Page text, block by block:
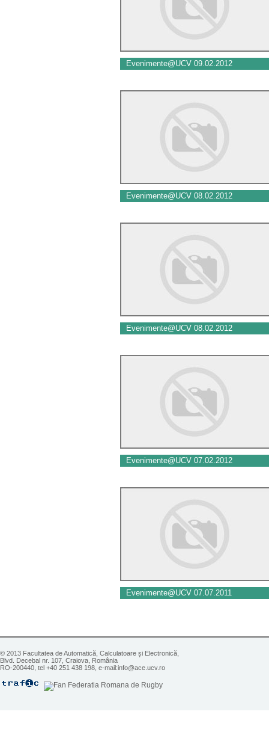
Evenimente@UCV 09.02.2012
Evenimente@UCV 08.02.2012
Evenimente@UCV 08.02.2012
Evenimente@UCV 07.02.2012
Evenimente@UCV 07.07.2011
© 2013 Facultatea de Automatică, Calculatoare și Electronică,
Blvd. Decebal nr. 107, Craiova, România
RO-200440, tel +40 251 438 198, e-mail:info@ace.ucv.ro